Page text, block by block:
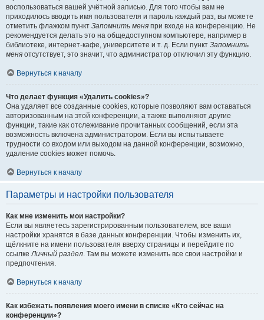
воспользоваться вашей учётной записью. Для того чтобы вам не
приходилось вводить имя пользователя и пароль каждый раз, вы можете
отметить флажком пункт Запомнить меня при входе на конференцию. Не
рекомендуется делать это на общедоступном компьютере, например в
библиотеке, интернет-кафе, университете и т. д. Если пункт Запомнить
меня отсутствует, это значит, что администратор отключил эту функцию.
Вернуться к началу
Что делает функция «Удалить cookies»?
Она удаляет все созданные cookies, которые позволяют вам оставаться
авторизованным на этой конференции, а также выполняют другие
функции, такие как отслеживание прочитанных сообщений, если эта
возможность включена администратором. Если вы испытываете
трудности со входом или выходом на данной конференции, возможно,
удаление cookies может помочь.
Вернуться к началу
Параметры и настройки пользователя
Как мне изменить мои настройки?
Если вы являетесь зарегистрированным пользователем, все ваши
настройки хранятся в базе данных конференции. Чтобы изменить их,
щёлкните на имени пользователя вверху страницы и перейдите по
ссылкеЛичный раздел. Там вы можете изменить все свои настройки и
предпочтения.
Вернуться к началу
Как избежать появления моего имени в списке «Кто сейчас на
конференции»?